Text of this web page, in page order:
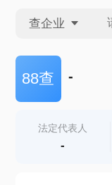
查企业
查企业
查产地
88查 -
法定代表人
-